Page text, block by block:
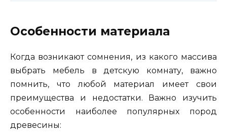
Особенности материала
Когда возникают сомнения, из какого массива
выбрать мебель в детскую комнату, важно
помнить, что любой материал имеет свои
преимущества и недостатки. Важно изучить
особенности наиболее популярных пород
древесины: